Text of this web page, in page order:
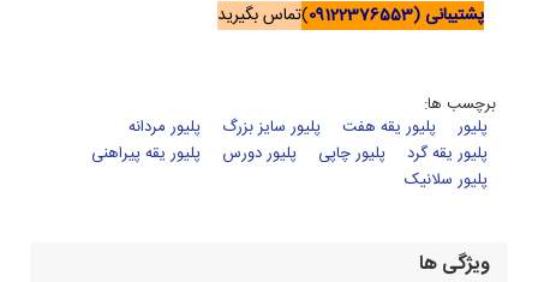
پشتیبانی (09122376553
)تماس بگیرید
برچسب ها:
پلیور
پلیور یقه هفت پلیور سایز بزرگ
پلیور مردانه
پلیور یقه گرد
پلیور چاپی پلیور دورس
پلیور یقه پیراهنی
پلیور سلانیک
ویژگی ها